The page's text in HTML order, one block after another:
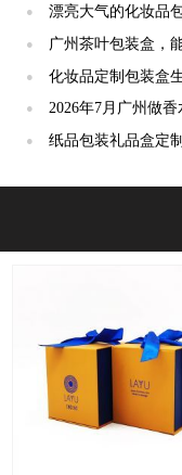
处 [吉彩四方] 包装
●
漂亮大气的化妆品
费者[吉彩四方]
●
广州茶叶包装盒，
厂家[吉彩四方]
●
化妆品定制包装盒
材质[吉彩四方]
●
2026年7月广州做
最新专业推荐
●
纸品包装礼品盒定制 包装盒礼盒定做厂家[吉